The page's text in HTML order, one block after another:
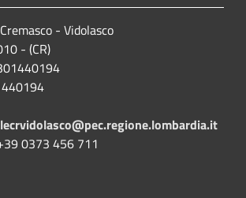
- Vidolasco
- (CR)
0373 456 711